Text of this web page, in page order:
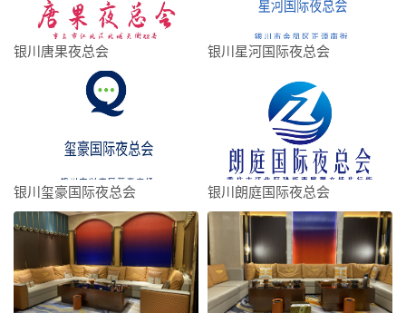
银川唐果夜总会 银川星河国际夜总会
银川玺豪国际夜总会 银川朗庭国际夜总会